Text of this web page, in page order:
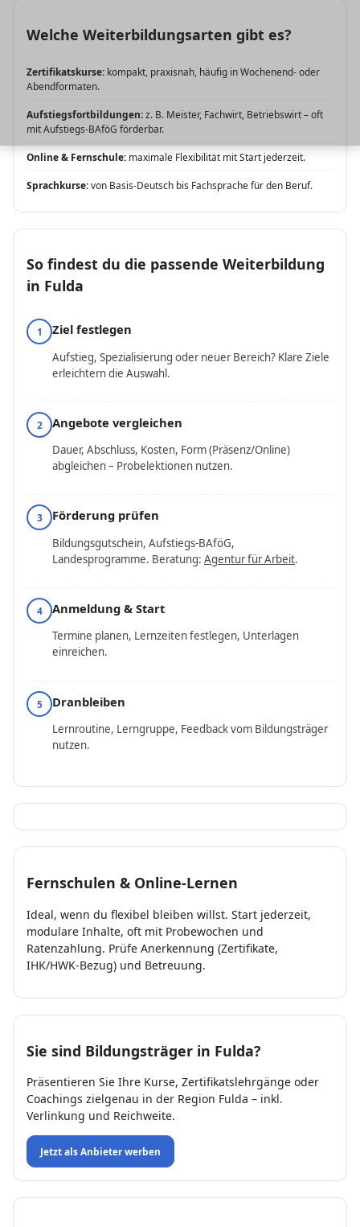
Welche Weiterbildungsarten gibt es?
Zertifikatskurse: kompakt, praxisnah, häufig in Wochenend- oder
Abendformaten.
Aufstiegsfortbildungen:z. B. Meister, Fachwirt, Betriebswirt – oft
mit Aufstiegs-BAföG förderbar.
Online & Fernschule: maximale Flexibilität mit Start jederzeit.
Sprachkurse:von Basis-Deutsch bis Fachsprache für den Beruf.
So findest du die passende Weiterbildung
in Fulda
1 Ziel festlegen
Aufstieg, Spezialisierung oder neuer Bereich? Klare Ziele
erleichtern die Auswahl.
2 Angebote vergleichen
Dauer, Abschluss, Kosten, Form (Präsenz/Online)
abgleichen – Probelektionen nutzen.
3 Förderung prüfen
Bildungsgutschein, Aufstiegs-BAföG,
Landesprogramme. Beratung: Agentur für Arbeit.
4 Anmeldung & Start
Termine planen, Lernzeiten festlegen, Unterlagen
einreichen.
5 Dranbleiben
Lernroutine, Lerngruppe, Feedback vom Bildungsträger
nutzen.
Fernschulen & Online-Lernen
Ideal, wenn du flexibel bleiben willst. Start jederzeit,
modulare Inhalte, oft mit Probewochen und
Ratenzahlung. Prüfe Anerkennung (Zertifikate,
IHK/HWK-Bezug) und Betreuung.
Sie sind Bildungsträger in Fulda?
Präsentieren Sie Ihre Kurse, Zertifikatslehrgänge oder
Coachings zielgenau in der Region Fulda – inkl.
Verlinkung und Reichweite.
Jetzt als Anbieter werben